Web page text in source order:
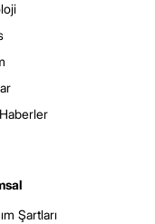
Şartları